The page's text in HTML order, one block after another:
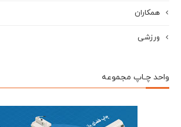
همکاران
ورزشی
واحد چـاپ مجموعه